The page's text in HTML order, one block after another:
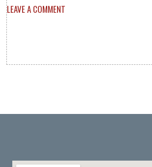
LEAVE A COMMENT